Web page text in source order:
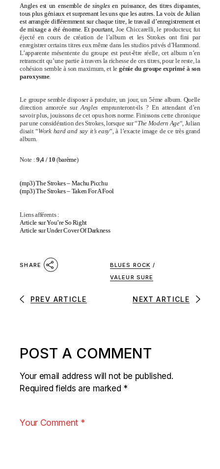
Angles est un ensemble desinglesen puissance, des titres disparates,
tous plus géniaux et surprenant les uns que les autres. La voix de Julian
est arrangée différemment sur chaque titre, le travail d’enregistrement et
de mixage a été énorme. Et pourtant, Joe Chiccarelli, le producteur, fut
éjecté en cours de création de l’album et les Strokes ont fini par
enregistrer certains titres eux même dans les studios privés d’Hammond.
L’apparente mésentente du groupe est peut-être réelle, cet album n’en
retranscrit qu’une partie à travers la richesse de ces titres, pour le reste, la
cohésion semble à son maximum, et legénie du groupe exprimé à son
paroxysme.
Le groupe semble disposer à produire, un jour, un 5ème album. Quelle
direction amorcée surAnglesemprunteront-ils ? En attendant d’en
savoir plus, jouissons de cet opus hors norme. Finissons cette chronique
par une considération des Strokes, lorsque sur “The Modern Age“, Julian
disait “Work hard and say it’s easy“, à l’exacte image de ce très grand
album.
Note : 9,4 / 10 (barème)
(mp3)The Strokes – Machu Picchu
(mp3)The Strokes – Taken For A Fool
Liens afférents :
Article surYou’re So Right
Article surUnder Cover Of Darkness
SHARE BLUES ROCK /
VALEUR SURE
PREV ARTICLE NEXT ARTICLE
POST A COMMENT
Your email address will not be published.
Required fields are marked *